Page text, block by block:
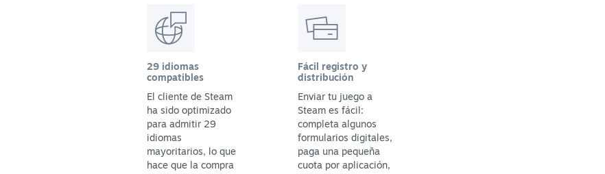
29 idiomas
compatibles
El cliente de Steam
ha sido optimizado
para admitir 29
idiomas
mayoritarios, lo que
hace que la compra
Fácil registro y
distribución
Enviar tu juego a
Steam es fácil:
completa algunos
formularios digitales,
paga una pequeña
cuota por aplicación,